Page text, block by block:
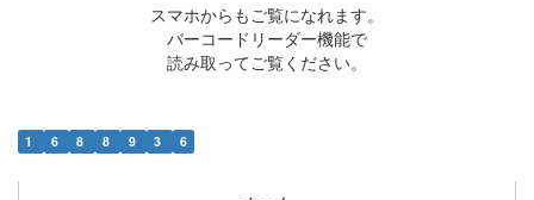
スマホからもご覧になれます。
バーコードリーダー機能で
読み取ってご覧ください。
1 6 8 8 9 3 6